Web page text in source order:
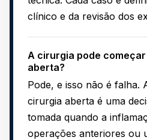
clínico e da revisão dos
A cirurgia pode
aberta?
Pode, e isso não é falha.
cirurgia aberta é uma
tomada quando a
operações anteriores ou